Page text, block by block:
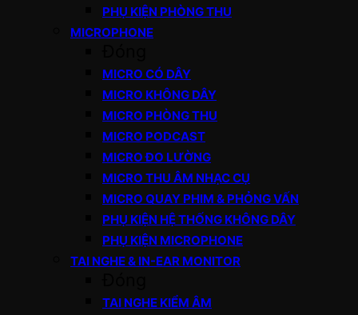
PHỤ KIỆN PHÒNG THU
MICROPHONE
MICRO CÓ DÂY
MICRO KHÔNG DÂY
MICRO PHÒNG THU
MICRO PODCAST
MICRO ĐO LƯỜNG
MICRO THU ÂM NHẠC CỤ
MICRO QUAY PHIM & PHỎNG VẤN
PHỤ KIỆN HỆ THỐNG KHÔNG DÂY
PHỤ KIỆN MICROPHONE
TAI NGHE & IN-EAR MONITOR
TAI NGHE KIỂM ÂM